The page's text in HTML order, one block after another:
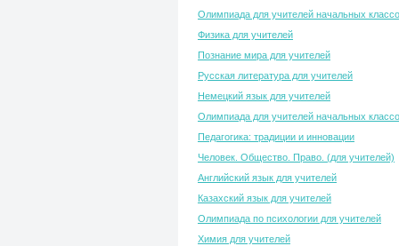
Олимпиада для учителей начальных
Физика для учителей
Познание мира для учителей
Русская литература для учителей
Немецкий язык для учителей
Олимпиада для учителей начальных
Педагогика: традиции и инновации
Человек. Общество. Право. (для учителей)
Английский язык для учителей
Казахский язык для учителей
Олимпиада по психологии для учителей
Химия для учителей